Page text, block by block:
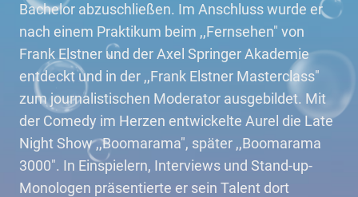
Bachelor abzuschließen. Im Anschluss wurde er
nach einem Praktikum beim ,,Fernsehen" von
Frank Elstner und der Axel Springer Akademie
entdeckt und in der ,,Frank Elstner Masterclass"
zum journalistischen Moderator ausgebildet. Mit
der Comedy im Herzen entwickelte Aurel die Late
Night Show ,,Boomarama", später ,,Boomarama
3000". In Einspielern, Interviews und Stand-up-
Monologen präsentierte er sein Talent dort